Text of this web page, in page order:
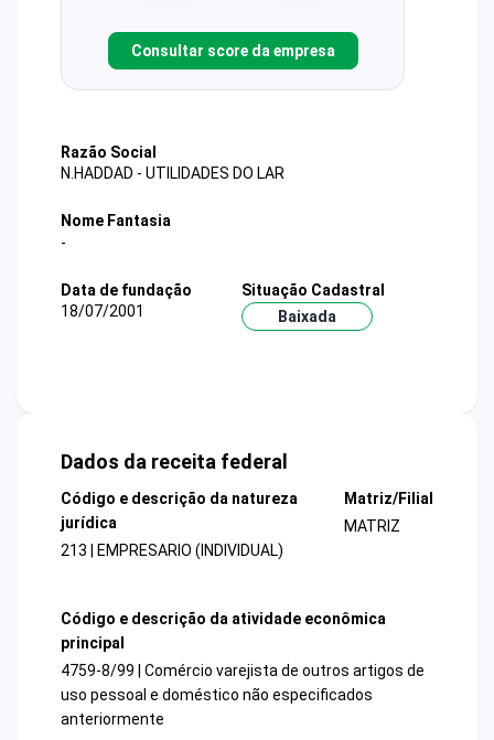
Consultar score da empresa
Razão Social
N.HADDAD - UTILIDADES DO LAR
Nome Fantasia
-
Data de fundação
18/07/2001
Situação Cadastral
Baixada
Dados da receita federal
Código e descrição da natureza
jurídica
213 | EMPRESARIO (INDIVIDUAL)
Matriz/Filial
MATRIZ
Código e descrição da atividade econômica
principal
4759-8/99 | Comércio varejista de outros artigos de
uso pessoal e doméstico não especificados
anteriormente